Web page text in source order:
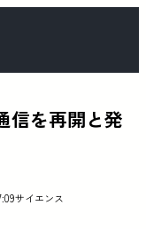
信を再開と発
サイエンス